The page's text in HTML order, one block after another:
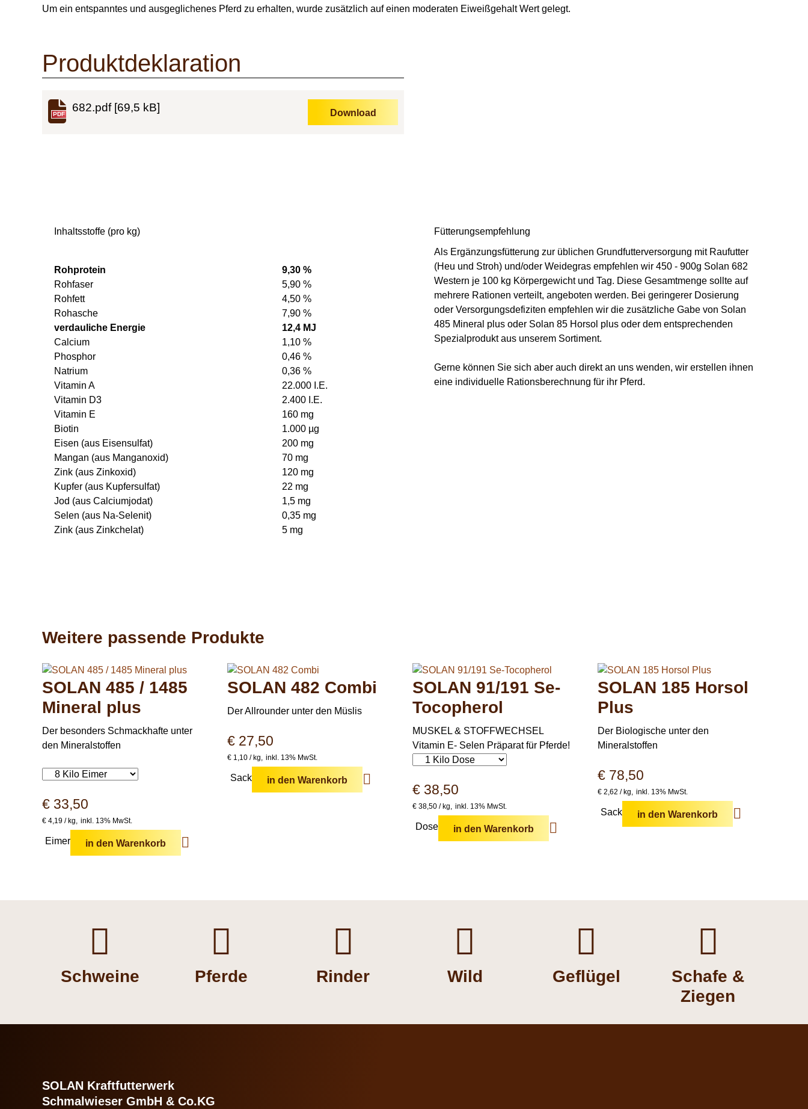
Um ein entspanntes und ausgeglichenes Pferd zu erhalten, wurde zusätzlich auf einen moderaten EiweißgehaltWert gelegt.
Produktdeklaration
PDF
682.pdf [69,5 kB] Download
Inhaltsstoffe (pro kg)
Rohprotein
9,30 %
Rohfaser
5,90 %
Rohfett
4,50 %
Rohasche
7,90 %
verdauliche Energie
12,4 MJ
Calcium
1,10 %
Phosphor
0,46 %
Natrium
0,36 %
Vitamin A
22.000 I.E.
Vitamin D3
2.400 I.E.
Vitamin E
160 mg
Biotin
1.000 µg
Eisen (aus Eisensulfat)
200 mg
Mangan (aus Manganoxid)
70 mg
Zink (aus Zinkoxid)
120 mg
Kupfer (aus Kupfersulfat)
22 mg
Jod (aus Calciumjodat)
1,5 mg
Selen (aus Na-Selenit)
0,35 mg
Zink (aus Zinkchelat)
5 mg
Fütterungsempfehlung
Als Ergänzungsfütterung zur üblichen Grundfutterversorgung mit Raufutter
(Heu und Stroh) und/oder Weidegras empfehlen wir450 - 900g Solan 682
Western je100 kg Körpergewicht und Tag. Diese Gesamtmenge sollte auf
mehrere Rationen verteilt, angeboten werden. Bei geringerer Dosierung
oder Versorgungsdefiziten empfehlen wir die zusätzliche Gabe von Solan
485 Mineral plus oder Solan 85 Horsol plus oder dem entsprechenden
Spezialproduktaus unserem Sortiment.
Gerne können Sie sich aber auch direkt an uns wenden, wir erstellen ihnen
eine individuelle Rationsberechnung für ihr Pferd.
Weitere passende Produkte
SOLAN 485 / 1485
Mineral plus
Der besonders Schmackhafte unter
den Mineralstoffen
€ 33,50
€ 4,19 /kg inkl. 13% MwSt.
Eimer in den Warenkorb
SOLAN 482 Combi
Der Allrounder unter den Müslis
€ 27,50
€ 1,10 /kg inkl. 13% MwSt.
Sack in den Warenkorb
SOLAN 91/191 Se-
Tocopherol
MUSKEL & STOFFWECHSEL
Vitamin E- Selen Präparat für Pferde!
€ 38,50
€ 38,50 /kg inkl. 13% MwSt.
Dose in den Warenkorb
SOLAN 185 Horsol
Plus
Der Biologische unter den
Mineralstoffen
€ 78,50
€ 2,62 /kg inkl. 13% MwSt.
Sack in den Warenkorb

Schweine

Pferde

Rinder

Wild

Geflügel

Schafe &
Ziegen
SOLAN Kraftfutterwerk
Schmalwieser GmbH & Co.KG